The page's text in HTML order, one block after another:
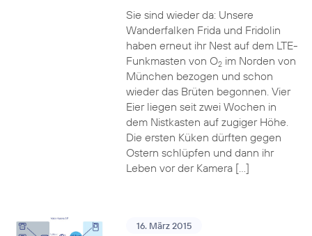
Sie sind wieder da: Unsere
Wanderfalken Frida und Fridolin
haben erneut ihr Nest auf dem LTE-
Funkmasten von O2im Norden von
München bezogen und schon
wieder das Brüten begonnen. Vier
Eier liegen seit zwei Wochen in
dem Nistkasten auf zugiger Höhe.
Die ersten Küken dürften gegen
Ostern schlüpfen und dann ihr
Leben vor der Kamera […]
16. März 2015